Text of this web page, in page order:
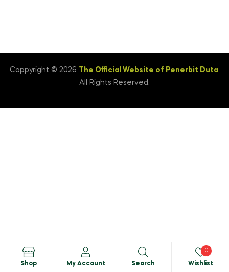
Coppyright © 2026 The Official Website of Penerbit Duta.
All Rights Reserved.
Shop My Account Search Wishlist
0